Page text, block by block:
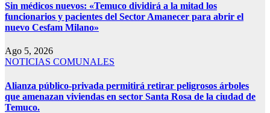
Sin médicos nuevos: «Temuco dividirá a la mitad los
funcionarios y pacientes del Sector Amanecer para abrir el
nuevo Cesfam Milano»
Ago 5, 2026
NOTICIAS COMUNALES
Alianza público-privada permitirá retirar peligrosos árboles
que amenazan viviendas en sector Santa Rosa de la ciudad de
Temuco.